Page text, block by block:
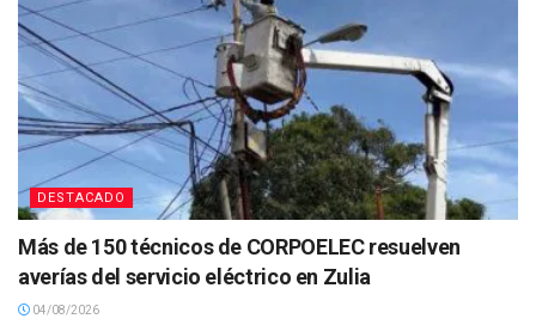
DESTACADO
Más de 150 técnicos de CORPOELEC resuelven
averías del servicio eléctrico en Zulia
04/08/2026